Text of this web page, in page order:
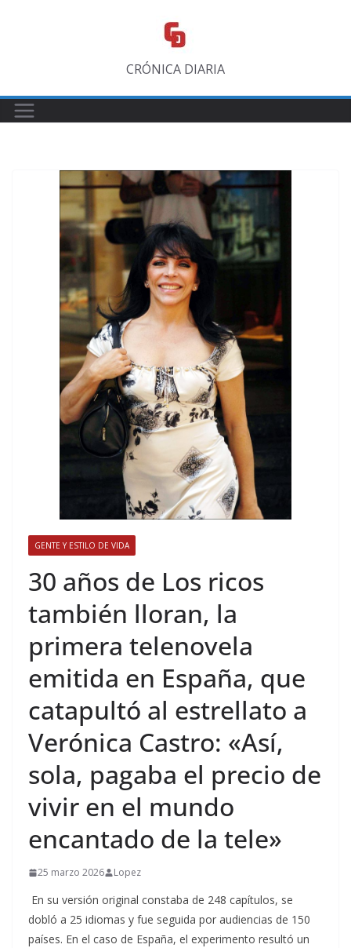
CRÓNICA DIARIA
GENTE Y ESTILO DE VIDA
​30 años de Los ricos
también lloran, la
primera telenovela
emitida en España, que
catapultó al estrellato a
Verónica Castro: «Así,
sola, pagaba el precio de
vivir en el mundo
encantado de la tele»
25 marzo 2026 Lopez
En su versión original constaba de 248 capítulos, se
dobló a 25 idiomas y fue seguida por audiencias de 150
países. En el caso de España, el experimento resultó un